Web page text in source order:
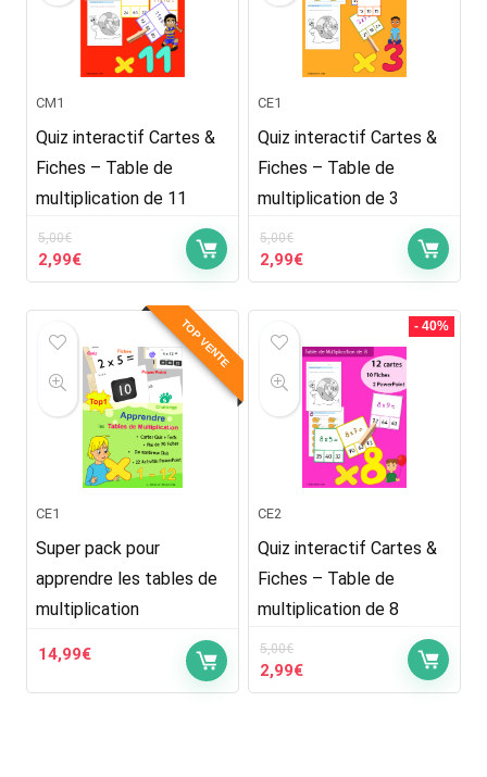
CM1
Quiz interactif Cartes &
Fiches – Table de
multiplication de 11
5,00€
Le
prix
5,00€.
2,99€Le
prix
2,99€.
CE1
Quiz interactif Cartes &
Fiches – Table de
multiplication de 3
5,00€
Le
prix
5,00€.
2,99€Le
prix
2,99€.
TOP VENTE
CE1
Super pack pour
apprendre les tables de
multiplication
14,99€
- 40%
CE2
Quiz interactif Cartes &
Fiches – Table de
multiplication de 8
5,00€
Le
prix
2,99€Le
prix